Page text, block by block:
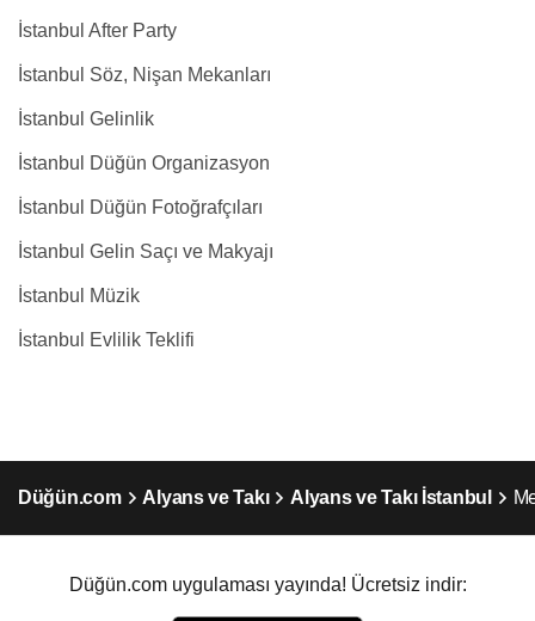
İstanbul After Party
İstanbul Söz, Nişan Mekanları
İstanbul Gelinlik
İstanbul Düğün Organizasyon
İstanbul Düğün Fotoğrafçıları
İstanbul Gelin Saçı ve Makyajı
İstanbul Müzik
İstanbul Evlilik Teklifi
Düğün.com Alyans ve Takı Alyans ve Takı İstanbul
Düğün.com uygulaması yayında! Ücretsiz indir: